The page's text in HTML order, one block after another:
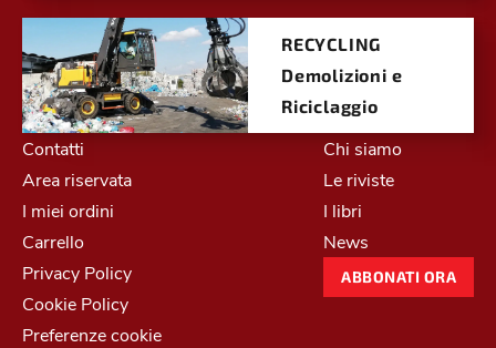
RECYCLING
Demolizioni e
Riciclaggio
Contatti
Area riservata
I miei ordini
Carrello
Privacy Policy
Cookie Policy
Preferenze cookie
Chi siamo
Le riviste
I libri
News
ABBONATI ORA